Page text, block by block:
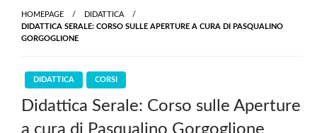
HOMEPAGE
DIDATTICA
DIDATTICA SERALE: CORSO SULLE APERTURE A CURA DI PASQUALINO
GORGOGLIONE
DIDATTICA CORSI
Didattica Serale: Corso sulle Aperture
a cura di Pasqualino Gorgoglione